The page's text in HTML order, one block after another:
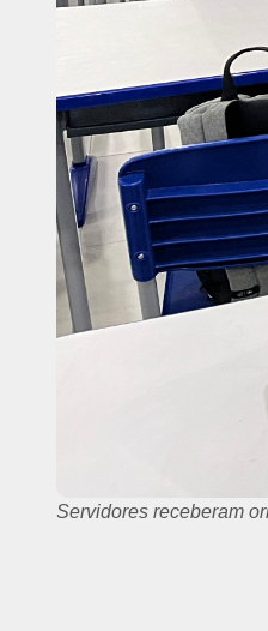
Servidores receberam